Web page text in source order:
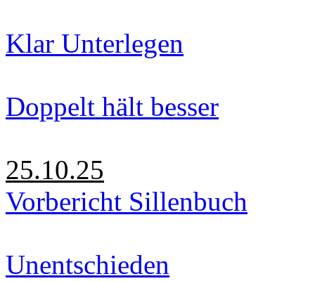
Klar Unterlegen
Doppelt hält besser
25.10.25
Vorbericht Sillenbuch
Unentschieden